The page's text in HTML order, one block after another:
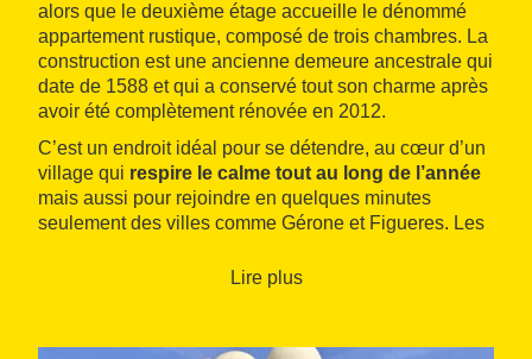
alors que le deuxième étage accueille le dénommé
appartement rustique, composé de trois chambres. La
construction est une ancienne demeure ancestrale qui
date de 1588 et qui a conservé tout son charme après
avoir été complètement rénovée en 2012.
C’est un endroit idéal pour se détendre, au cœur d’un
village qui respire le calme tout au long de l’année
mais aussi pour rejoindre en quelques minutes
seulement des villes comme Gérone et Figueres. Les
destinations idéales pour faire des promenades à pied
les chemins environnants qui sont pour la plupart des
Lire plus